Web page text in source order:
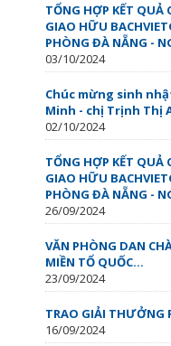
TỔNG HỢP KẾT QUẢ
GIAO HỮU
PHÒNG ĐÀ NẴNG -
03/10/2024
Chúc mừng sinh
Minh - chị Trịnh Thị
02/10/2024
TỔNG HỢP KẾT QUẢ
GIAO HỮU
PHÒNG ĐÀ NẴNG -
26/09/2024
VĂN PHÒNG DAN
MIỀN TỔ QUỐC…
23/09/2024
TRAO GIẢI THƯỞNG
16/09/2024